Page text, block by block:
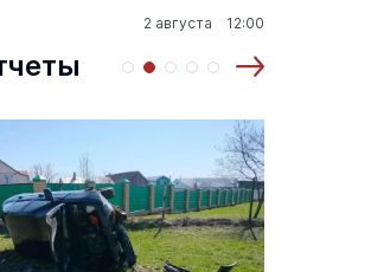
2 августа 12:00